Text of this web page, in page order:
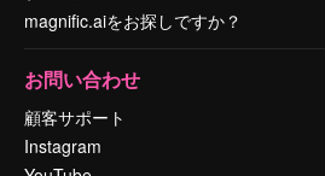
magnific.aiをお探しですか？
お問い合わせ
顧客サポート
Instagram